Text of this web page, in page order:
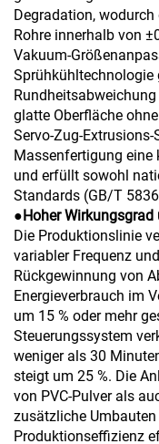
Degradation,
Rohre innerhalb von
Vakuum-
Sprühkühltechnologie
Rundheitsabweichung
glatte Oberfläche
Servo-Zug-
Massenfertigung
und erfüllt sowohl
Standards (GB/T
●Hoher Wirkungsgrad
Die Produktionslinie
variabler Frequenz
Rückgewinnung von
Energieverbrauch im
um 15 % oder mehr
Steuerungssystem
weniger als 30
steigt um 25 %. Die
von PVC-Pulver als
zusätzliche
Produktionseffizienz